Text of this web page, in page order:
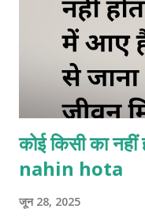
कोई किसी का
nahin hota
जून 28, 2025